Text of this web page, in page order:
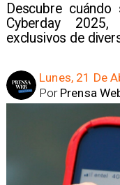
Descubre
Cyberday
exclusivos de
Lunes, 21 De
Prensa
Por